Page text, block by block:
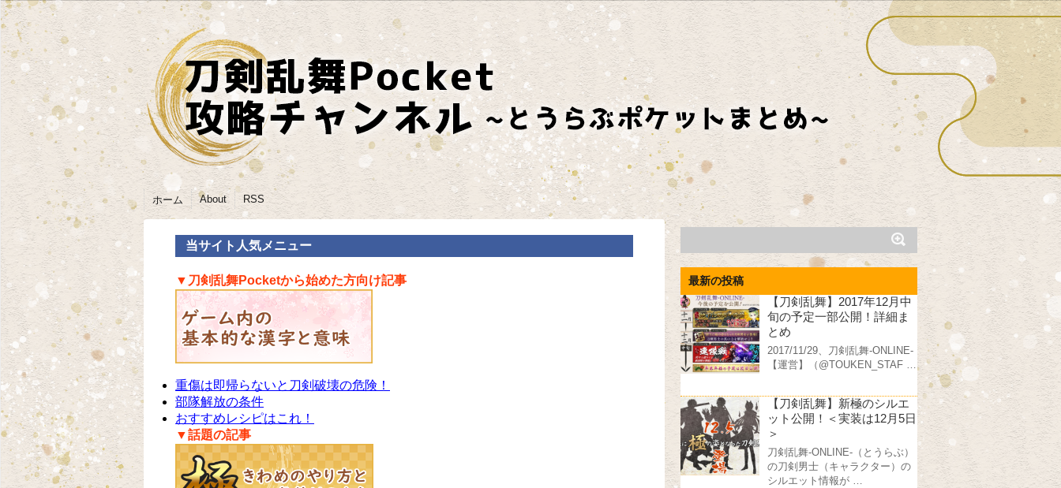
ホーム About RSS
当サイト人気メニュー
▼刀剣乱舞Pocketから始めた方向け記事
重傷は即帰らないと刀剣破壊の危険！
部隊解放の条件
おすすめレシピはこれ！
▼話題の記事
最新の投稿
【刀剣乱舞】2017年12月中
旬の予定一部公開！詳細ま
とめ
2017/11/29、刀剣乱舞-ONLINE-
【運営】（@TOUKEN_STAF …
【刀剣乱舞】新極のシルエ
ット公開！＜実装は12月5日
＞
刀剣乱舞-ONLINE-（とうらぶ）
の刀剣男士（キャラクター）の
シルエット情報が …